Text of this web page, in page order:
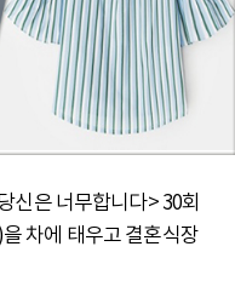
신은 너무합니다> 30회
차에 태우고 결혼식장